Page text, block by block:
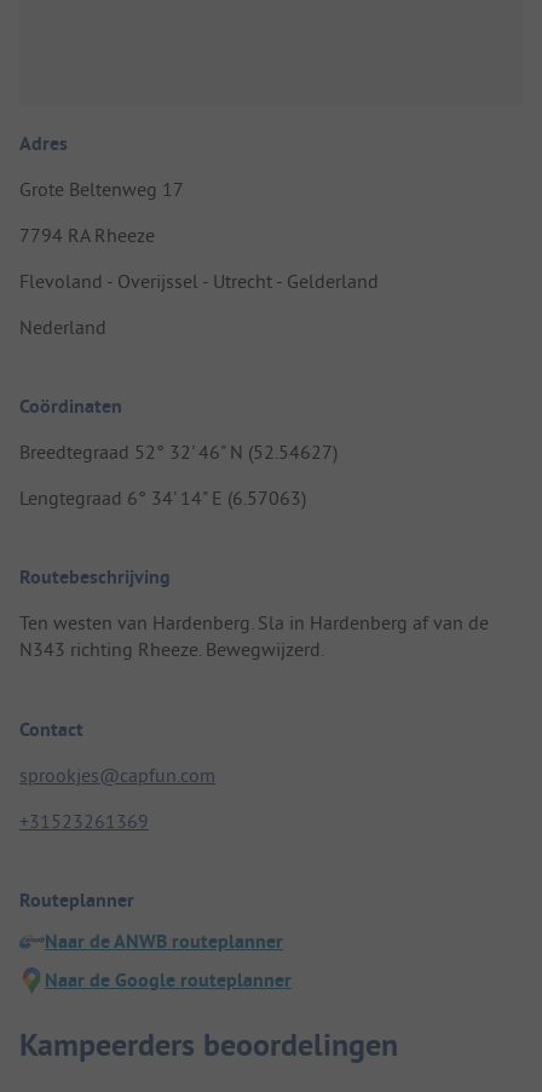
Adres
Grote Beltenweg 17
7794 RA Rheeze
Flevoland - Overijssel - Utrecht - Gelderland
Nederland
Coördinaten
Breedtegraad 52° 32' 46" N (52.54627)
Lengtegraad 6° 34' 14" E (6.57063)
Routebeschrijving
Ten westen van Hardenberg. Sla in Hardenberg af van de
N343 richting Rheeze. Bewegwijzerd.
Contact
sprookjes@capfun.com
+31523261369
Routeplanner
Naar de ANWB routeplanner
Naar de Google routeplanner
Kampeerders beoordelingen